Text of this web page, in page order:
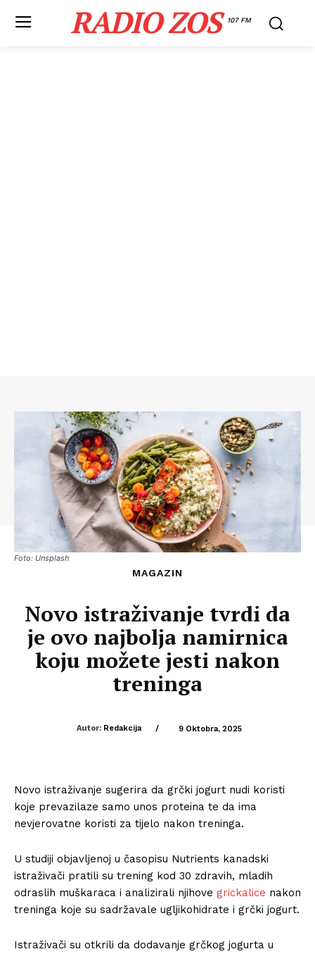
RADIO ZOS 107 FM
Foto: Unsplash
MAGAZIN
Novo istraživanje tvrdi da
je ovo najbolja namirnica
koju možete jesti nakon
treninga
Autor: Redakcija / 9 Oktobra, 2025
Novo istraživanje sugerira da grčki jogurt nudi koristi
koje prevazilaze samo unos proteina te da ima
nevjerovatne koristi za tijelo nakon treninga.
U studiji objavljenoj u časopisu Nutrients kanadski
istraživači pratili su trening kod 30 zdravih, mladih
odraslih muškaraca i analizirali njihove grickalice nakon
treninga koje su sadržavale ugljikohidrate i grčki jogurt.
Istraživači su otkrili da dodavanje grčkog jogurta u